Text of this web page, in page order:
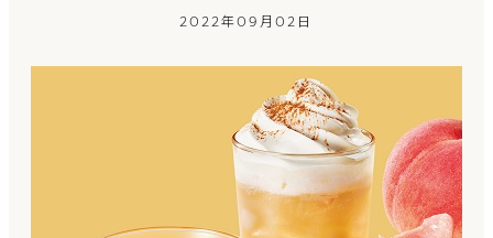
2022年09月02日